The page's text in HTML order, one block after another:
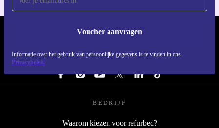
Voucher aanvragen
Informatie over het gebruik van persoonlijke gegevens is te vinden in ons
Privacybeleid
REFURBED NEDERLAND - RETHINK NEW.
VOLG ONS
BEDRIJF
Waarom kiezen voor refurbed?